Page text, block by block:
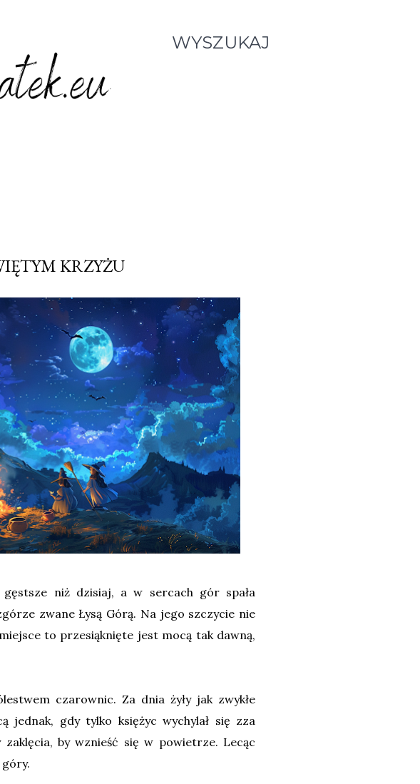
WYSZUKAJ
KRZYŻU
niż dzisiaj, a w sercach gór spała
zwane Łysą Górą. Na jego szczycie nie
to przesiąknięte jest mocą tak dawną,
czarownic. Za dnia żyły jak zwykłe
jednak, gdy tylko księżyc wychylał się zza
by wznieść się w powietrze. Lecąc